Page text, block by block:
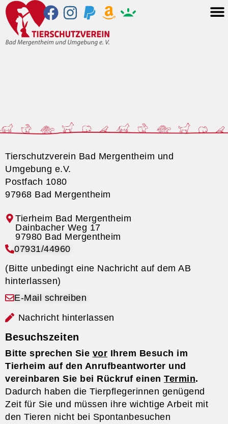
Tierschutzverein Bad Mergentheim und
Umgebung e.V.
Postfach 1080
97968 Bad Mergentheim
Tierheim Bad Mergentheim
07931/44960
(Bitte unbedingt eine Nachricht auf dem AB
hinterlassen)
E-Mail schreiben
Nachricht hinterlassen
Besuchszeiten
Bitte sprechen Sie vor Ihrem Besuch im
Tierheim auf den Anrufbeantworter und
vereinbaren Sie bei Rückruf einen Termin.
Dadurch haben die Tierpflegerinnen genügend
Zeit für Sie und müssen ihre wichtige Arbeit mit
den Tieren nicht bei Spontanbesuchen